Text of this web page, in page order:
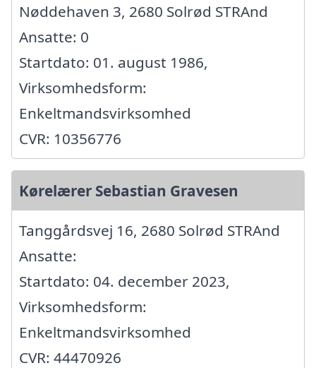
Nøddehaven 3, 2680 Solrød STRAnd
Ansatte: 0
Startdato: 01. august 1986,
Virksomhedsform:
Enkeltmandsvirksomhed
CVR: 10356776
Kørelærer Sebastian Gravesen
Tanggårdsvej 16, 2680 Solrød STRAnd
Ansatte:
Startdato: 04. december 2023,
Virksomhedsform:
Enkeltmandsvirksomhed
CVR: 44470926